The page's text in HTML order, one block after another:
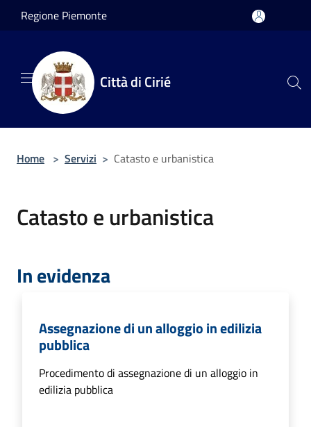
Salta al contenuto principale
Regione Piemonte
Città di Cirié
Home > Servizi > Catasto e urbanistica
Catasto e urbanistica
In evidenza
Assegnazione di un alloggio in edilizia
pubblica
Procedimento di assegnazione di un alloggio in
edilizia pubblica